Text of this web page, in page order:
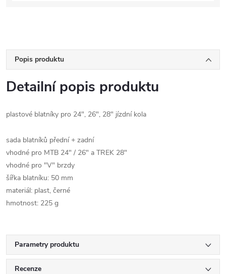
Popis produktu
Detailní popis produktu
plastové blatníky pro 24", 26", 28" jízdní kola
sada blatníků přední + zadní
vhodné pro MTB 24" / 26" a TREK 28"
vhodné pro "V" brzdy
šířka blatníku: 50 mm
materiál: plast, černé
hmotnost: 225 g
Parametry produktu
Recenze